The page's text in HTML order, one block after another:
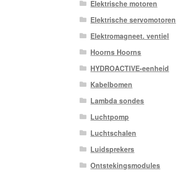
Elektrische motoren
Elektrische servomotoren
Elektromagneet. ventiel
Hoorns Hoorns
HYDROACTIVE-eenheid
Kabelbomen
Lambda sondes
Luchtpomp
Luchtschalen
Luidsprekers
Ontstekingsmodules